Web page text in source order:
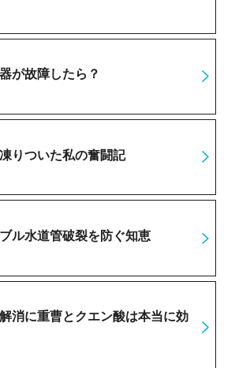
が故障したら？
りついた私の奮闘記
ル水道管破裂を防ぐ知恵
消に重曹とクエン酸は本当に効